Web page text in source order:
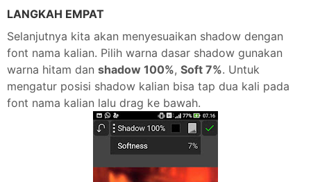
LANGKAH EMPAT
Selanjutnya kita akan menyesuaikan shadow dengan
font nama kalian. Pilih warna dasar shadow gunakan
warna hitam dan shadow 100%, Soft 7%. Untuk
mengatur posisi shadow kalian bisa tap dua kali pada
font nama kalian lalu drag ke bawah.